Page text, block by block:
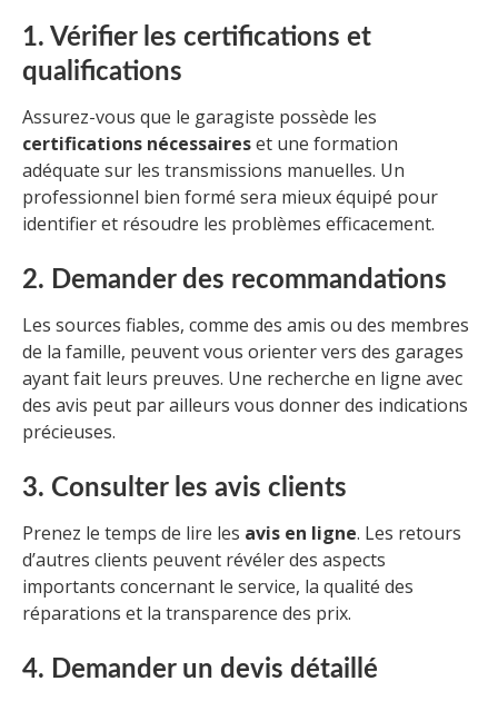
1. Vérifier les certifications et
qualifications
Assurez-vous que le garagiste possède les
certifications nécessaireset une formation
adéquate sur les transmissions manuelles. Un
professionnel bien formé sera mieux équipé pour
identifier et résoudre les problèmes efficacement.
2. Demander des recommandations
Les sources fiables, comme des amis ou des membres
de la famille, peuvent vous orienter vers des garages
ayant fait leurs preuves. Une recherche en ligne avec
des avis peut par ailleurs vous donner des indications
précieuses.
3. Consulter les avis clients
Prenez le temps de lire les avis en ligne. Les retours
d’autres clients peuvent révéler des aspects
importants concernant le service, la qualité des
réparations et la transparence des prix.
4. Demander un devis détaillé